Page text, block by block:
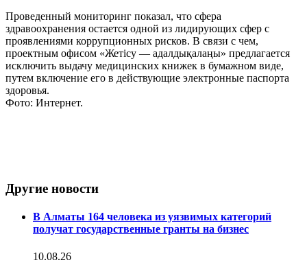
Проведенный мониторинг показал, что сфера
здравоохранения остается одной из лидирующих сфер с
проявлениями коррупционных рисков. В связи с чем,
проектным офисом «Жетісу — адалдықалаңы» предлагается
исключить выдачу медицинских книжек в бумажном виде,
путем включение его в действующие электронные паспорта
здоровья.
Фото: Интернет.
Другие новости
В Алматы 164 человека из уязвимых категорий
получат государственные гранты на бизнес
10.08.26